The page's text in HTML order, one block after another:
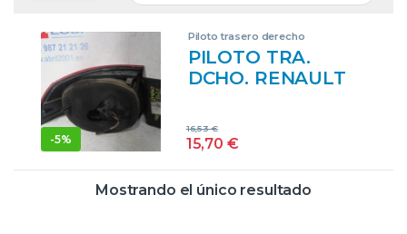
-5%
Piloto trasero derecho
PILOTO TRA.
DCHO. RENAULT
(BG0G) D/ F9Q D6
DF9QD6PROV
15,70 €
16,53€
Mostrando el único resultado